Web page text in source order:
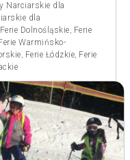
Narciarskie dla
dla
Ferie Dolnośląskie, Ferie
Warmińsko-
, Ferie Łódzkie, Ferie